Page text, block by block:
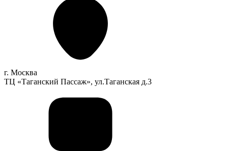
г. Москва
ТЦ «Таганский Пассаж», ул.Таганская д.3